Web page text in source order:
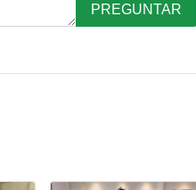
PREGUNTAR